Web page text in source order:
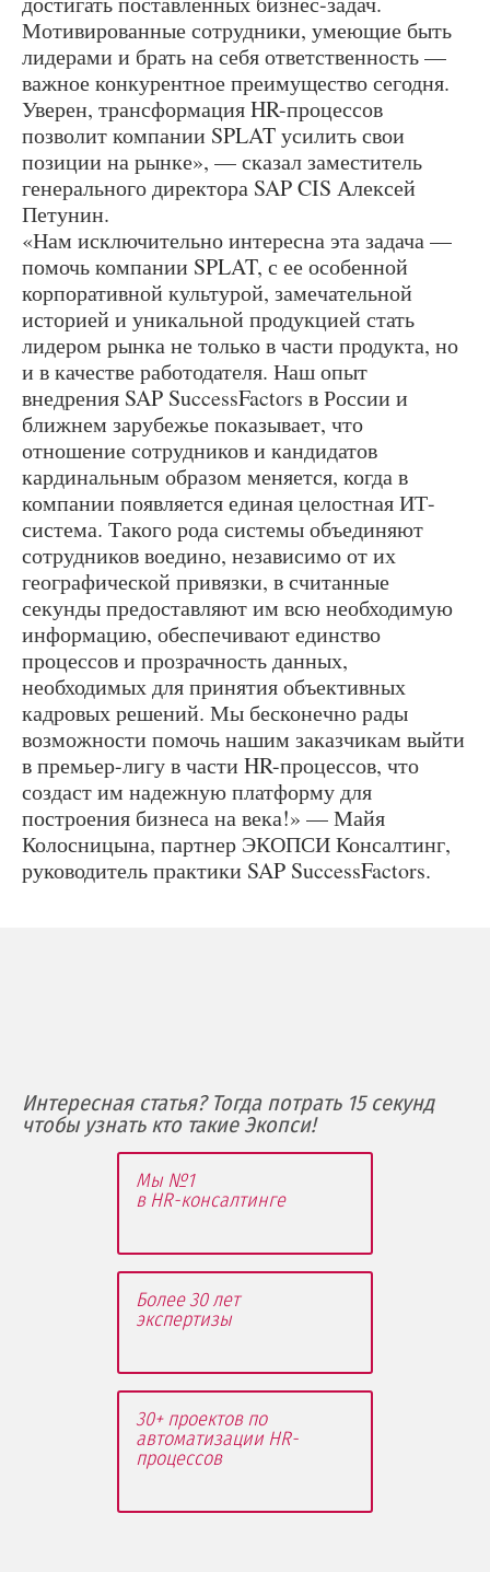
Мотивированные сотрудники, умеющие быть
лидерами и брать на себя ответственность —
важное конкурентное преимущество сегодня.
Уверен, трансформация HR-процессов
позволит компании SPLAT усилить свои
позиции на рынке», — сказал заместитель
генерального директора SAP CIS Алексей
Петунин.
«Нам исключительно интересна эта задача —
помочь компании SPLAT, с ее особенной
корпоративной культурой, замечательной
историей и уникальной продукцией стать
лидером рынка не только в части продукта, но
и в качестве работодателя. Наш опыт
внедрения SAP SuccessFactors в России и
ближнем зарубежье показывает, что
отношение сотрудников и кандидатов
кардинальным образом меняется, когда в
компании появляется единая целостная ИТ-
система. Такого рода системы объединяют
сотрудников воедино, независимо от их
географической привязки, в считанные
секунды предоставляют им всю необходимую
информацию, обеспечивают единство
процессов и прозрачность данных,
необходимых для принятия объективных
кадровых решений. Мы бесконечно рады
возможности помочь нашим заказчикам выйти
в премьер-лигу в части HR-процессов, что
создаст им надежную платформу для
построения бизнеса на века!» — Майя
Колосницына, партнер ЭКОПСИ Консалтинг,
руководитель практики SAP SuccessFactors.
Интересная статья? Тогда потрать 15 секунд
чтобы узнать кто такие Экопси!
Мы №1
в HR-консалтинге
Более 30 лет
экспертизы
30+ проектов по
автоматизации HR-
процессов